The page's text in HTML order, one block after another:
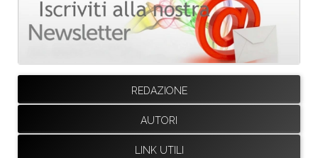
REDAZIONE
AUTORI
LINK UTILI